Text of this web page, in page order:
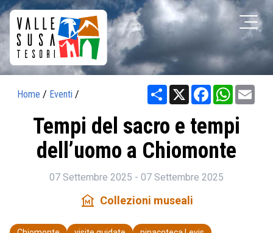
Home / Eventi / Share X Facebook
Tempi del sacro e tempi
dell’uomo a Chiomonte
07 Settembre 2025 - 07 Settembre 2025
museum Collezioni museali